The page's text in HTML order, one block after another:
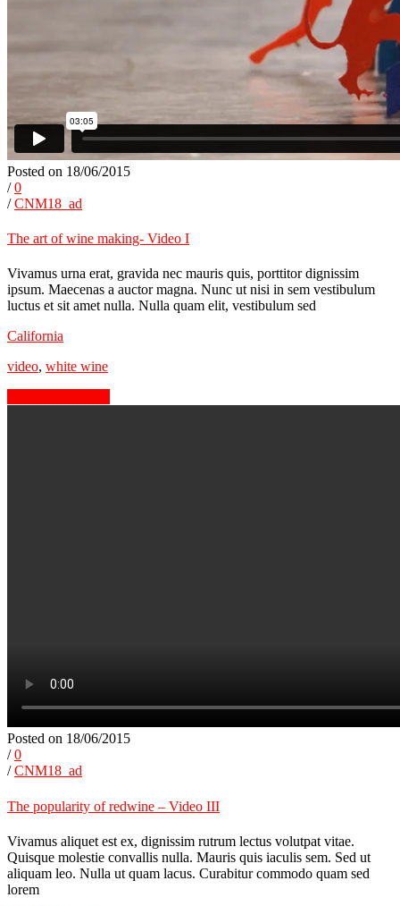
Posted on 18/06/2015
/0
/CNM18_ad
The art of wine making- Video I
Vivamus urna erat, gravida nec mauris quis, porttitor dignissim
ipsum. Maecenas a auctor magna. Nunc ut nisi in sem vestibulum
luctus et sit amet nulla. Nulla quam elit, vestibulum sed
California
video, white wine
Posted on 18/06/2015
/0
/CNM18_ad
The popularity of redwine – Video III
Vivamus aliquet est ex, dignissim rutrum lectus volutpat vitae.
Quisque molestie convallis nulla. Mauris quis iaculis sem. Sed ut
aliquam leo. Nulla ut quam lacus. Curabitur commodo quam sed
lorem